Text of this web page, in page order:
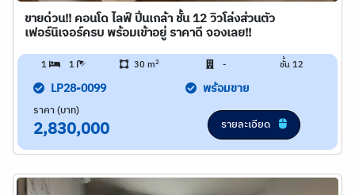
ขายด่วน!! คอนโด ไลฟ์ ปิ่นเกล้า ชั้น 12 วิวโล่งส่วนตัว
เฟอร์นิเจอร์ครบ พร้อมเข้าอยู่ ราคาดี จองเลย!!
1 1 30 m2 - ชั้น 12
LP28-0099 พร้อมขาย
ราคา (บาท)
2,830,000 รายละเอียด